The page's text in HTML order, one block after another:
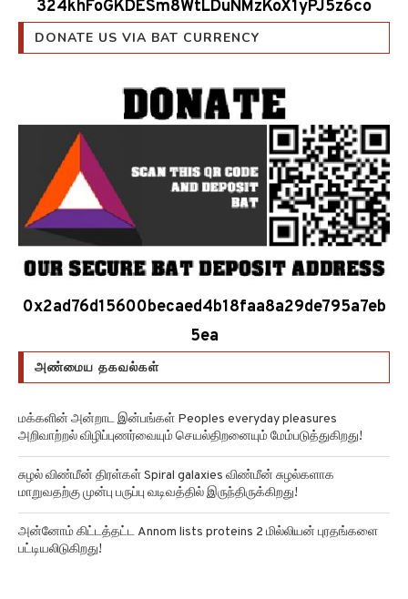
324khFoGKDESm8WtLDuNMzKoX1yPJ5z6co
0x2ad76d15600becaed4b18faa8a29de795a7eb
மக்களின் அன்றாட இன்பங்கள் Peoples everyday pleasures
அறிவாற்றல் விழிப்புணர்வையும் செயல்திறனையும் மேம்படுத்துகிறது!
சுழல் விண்மீன் திரள்கள் Spiral galaxies விண்மீன் சுழல்களாக
மாறுவதற்கு முன்பு பருப்பு வடிவத்தில் இருந்திருக்கிறது!
அன்னோம் கிட்டத்தட்ட Annom lists proteins 2 மில்லியன் புரதங்களை